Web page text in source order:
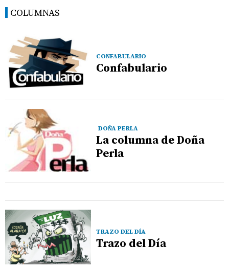
COLUMNAS
CONFABULARIO
Confabulario
DOÑA PERLA
La columna de Doña
Perla
TRAZO DEL DÍA
Trazo del Día